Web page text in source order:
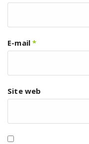
E-mail*
Site web